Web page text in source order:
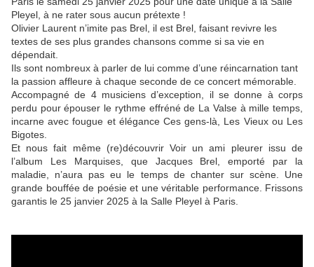
Pleyel, à ne rater sous aucun prétexte !
Olivier Laurent n’imite pas Brel, il est Brel, faisant revivre les
textes de ses plus grandes chansons comme si sa vie en
dépendait.
Ils sont nombreux à parler de lui comme d’une réincarnation tant
la passion affleure à chaque seconde de ce concert mémorable.
Accompagné de 4 musiciens d’exception, il se donne à corps
perdu pour épouser le rythme effréné de La Valse à mille temps,
incarne avec fougue et élégance Ces gens-là, Les Vieux ou Les
Bigotes.
Et nous fait même (re)découvrir Voir un ami pleurer issu de
l’album Les Marquises, que Jacques Brel, emporté par la
maladie, n’aura pas eu le temps de chanter sur scène. Une
grande bouffée de poésie et une véritable performance. Frissons
garantis le 25 janvier 2025 à la Salle Pleyel à Paris.